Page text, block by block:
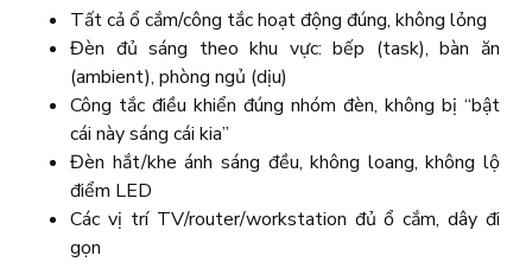
Tất cả ổ cắm/công tắc hoạt động đúng, không lỏng
Đèn đủ sáng theo khu vực: bếp (task), bàn ăn
(ambient), phòng ngủ (dịu)
Công tắc điều khiển đúng nhóm đèn, không bị “bật
cái này sáng cái kia”
Đèn hắt/khe ánh sáng đều, không loang, không lộ
điểm LED
Các vị trí TV/router/workstation đủ ổ cắm, dây đi
gọn